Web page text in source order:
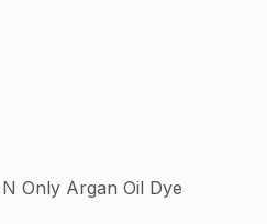
Only Argan Oil Dye